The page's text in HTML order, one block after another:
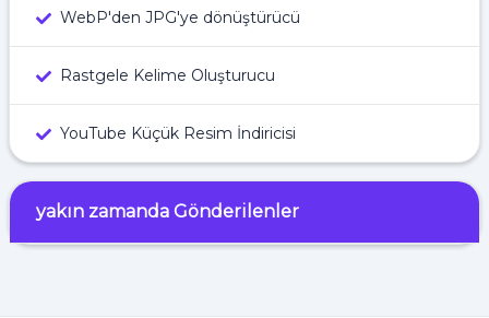
WebP'den JPG'ye dönüştürücü
Rastgele Kelime Oluşturucu
YouTube Küçük Resim İndiricisi
yakın zamanda Gönderilenler